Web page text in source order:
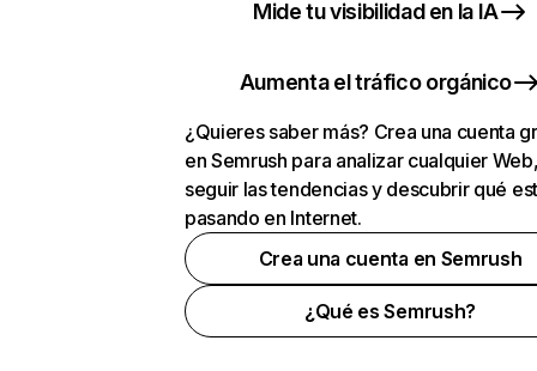
Mide tu visibilidad en la IA
Aumenta el tráfico orgánico
¿Quieres saber más? Crea una cuenta
en Semrush para analizar cualquier
seguir las tendencias y descubrir qué
pasando en Internet.
Crea una cuenta en Semrush
¿Qué es Semrush?